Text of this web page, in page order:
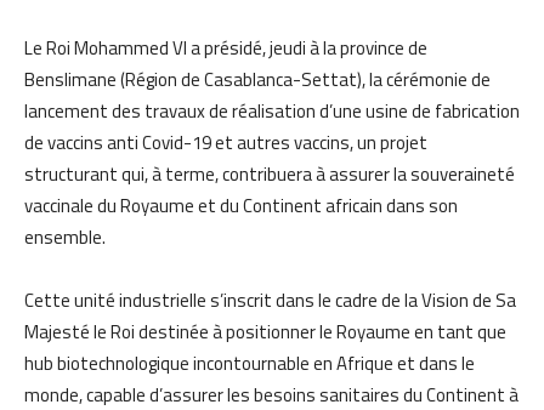
Le Roi Mohammed VI a présidé, jeudi à la province de
Benslimane (Région de Casablanca-Settat), la cérémonie de
lancement des travaux de réalisation d’une usine de fabrication
de vaccins anti Covid-19 et autres vaccins, un projet
structurant qui, à terme, contribuera à assurer la souveraineté
vaccinale du Royaume et du Continent africain dans son
ensemble.
Cette unité industrielle s’inscrit dans le cadre de la Vision de Sa
Majesté le Roi destinée à positionner le Royaume en tant que
hub biotechnologique incontournable en Afrique et dans le
monde, capable d’assurer les besoins sanitaires du Continent à